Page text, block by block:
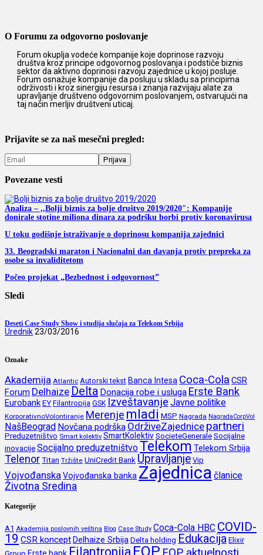
O Forumu za odgovorno poslovanje
Forum okuplja vodeće kompanije koje doprinose razvoju
društva kroz principe odgovornog poslovanja i podstiče biznis
sektor da aktivno doprinosi razvoju zajednice u kojoj posluje.
Forum osnažuje kompanije da posluju u skladu sa principima
održivosti i kroz sinergiju resursa i znanja razvijaju alate za
upravljanje društveno odgovornim poslovanjem, ostvarujući na
taj način merljiv društveni uticaj.
Prijavite se za naš mesečni pregled:
Povezane vesti
Analiza – ,,Bolji biznis za bolje društvo 2019/2020″: Kompanije
donirale stotine miliona dinara za podršku borbi protiv koronavirusa
U toku godišnje istraživanje o doprinosu kompanija zajednici
33. Beogradski maraton i Nacionalni dan davanja protiv prepreka za
osobe sa invaliditetom
Počeo projekat „Bezbednost i odgovornost”
Sledi
Deseti Case Study Show i studija slučaja za Telekom Srbija
Urednik23/03/2016
Oznake
Akademija Atlantic Autorski tekst Banca Intesa Coca-Cola CSR
Forum Delhaize Delta Donacija robe i usluga Erste Bank
EurobankEY Filantropija GSK Izveštavanje Javne politike
KorporativnoVolontiranje Merenje mladi MSP Nagrada NagradaCorpVol
NašBeograd Novčana podrška OdrživeZajednice partneri
Preduzetništvo Smart kolektiv SmartKolektivSocieteGeneraleSocijalne
inovacijeSocijalno preduzetništvoTelekom Telekom Srbija
TelenorTitan Tržište UniCredit Bank Upravljanje Vip
VojvođanskaVojvođanska banka Zajednica članice
Životna Sredina
Kategorije
A1 Akademija poslovnih veština Blog Case Study Coca-Cola HBC COVID-
19 CSR konceptDelhaize Srbija Delta holding Edukacija Elixir
Filantropija FOP